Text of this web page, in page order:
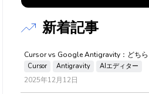
新着記事
Cursor vs Google Antigravity：どちら
Cursor Antigravity AIエディター
2025年12月12日